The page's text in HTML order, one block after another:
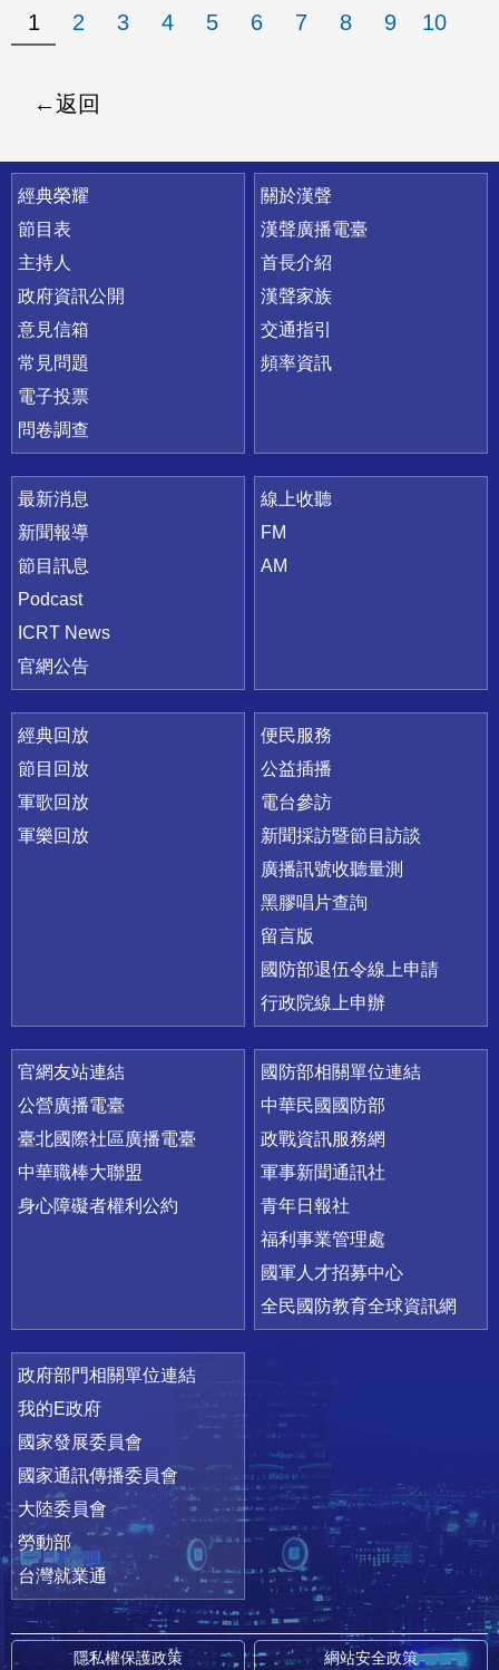
1 2 3 4 5 6 7 8 9 10
返回
快速連結
經典榮耀
節目表
主持人
政府資訊公開
意見信箱
常見問題
電子投票
問卷調查
關於漢聲
漢聲廣播電臺
首長介紹
漢聲家族
交通指引
頻率資訊
最新消息
新聞報導
節目訊息
Podcast
ICRT News
官網公告
線上收聽
FM
AM
經典回放
節目回放
軍歌回放
軍樂回放
便民服務
公益插播
電台參訪
新聞採訪暨節目訪談
廣播訊號收聽量測
黑膠唱片查詢
留言版
國防部退伍令線上申請
行政院線上申辦
官網友站連結
公營廣播電臺
臺北國際社區廣播電臺
中華職棒大聯盟
身心障礙者權利公約
國防部相關單位連結
中華民國國防部
政戰資訊服務網
軍事新聞通訊社
青年日報社
福利事業管理處
國軍人才招募中心
全民國防教育全球資訊網
政府部門相關單位連結
我的E政府
國家發展委員會
國家通訊傳播委員會
大陸委員會
勞動部
台灣就業通
隱私權保護政策 網站安全政策